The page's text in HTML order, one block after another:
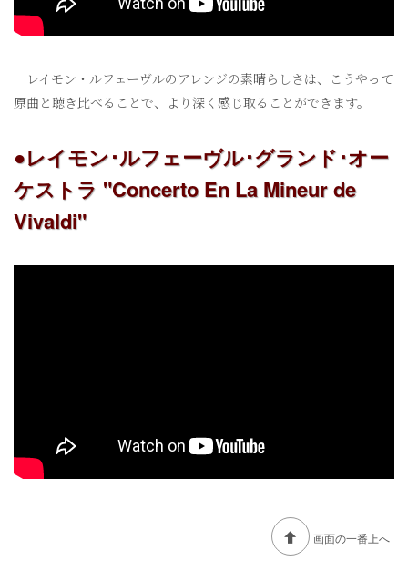
レイモン・ルフェーヴルのアレンジの素晴らしさは、こうやって
原曲と聴き比べることで、より深く感じ取ることができます。
●レイモン･ルフェーヴル･グランド･オー
ケストラ "Concerto En La Mineur de
Vivaldi"
画面の一番上へ